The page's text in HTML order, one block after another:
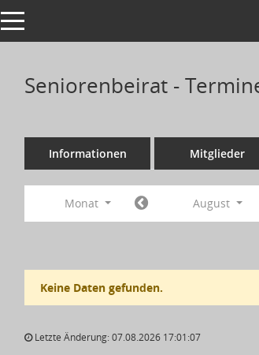
Toggle navigation
Seniorenbeirat -
Informationen Mitglieder
Monat August
Keine Daten gefunden.
Letzte Änderung: 07.08.2026 17:01:07